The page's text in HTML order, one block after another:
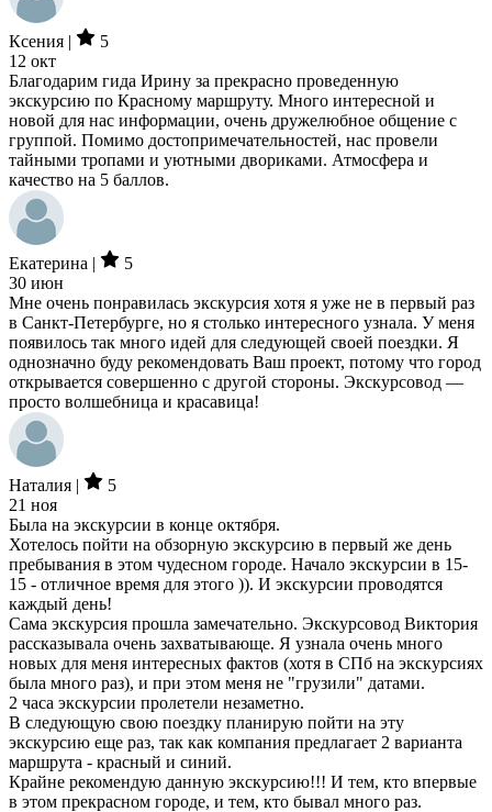
Ксения |
5
12 окт
Благодарим гида Ирину за прекрасно проведенную
экскурсию по Красному маршруту. Много интересной и
новой для нас информации, очень дружелюбное общение с
группой. Помимо достопримечательностей, нас провели
тайными тропами и уютными двориками. Атмосфера и
качество на 5 баллов.
Екатерина |
5
30 июн
Мне очень понравилась экскурсия хотя я уже не в первый раз
в Санкт-Петербурге, но я столько интересного узнала. У меня
появилось так много идей для следующей своей поездки. Я
однозначно буду рекомендовать Ваш проект, потому что город
открывается совершенно с другой стороны. Экскурсовод —
просто волшебница и красавица!
Наталия |
5
21 ноя
Была на экскурсии в конце октября.
Хотелось пойти на обзорную экскурсию в первый же день
пребывания в этом чудесном городе. Начало экскурсии в 15-
15 - отличное время для этого )). И экскурсии проводятся
каждый день!
Сама экскурсия прошла замечательно. Экскурсовод Виктория
рассказывала очень захватывающе. Я узнала очень много
новых для меня интересных фактов (хотя в СПб на экскурсиях
была много раз), и при этом меня не "грузили" датами.
2 часа экскурсии пролетели незаметно.
В следующую свою поездку планирую пойти на эту
экскурсию еще раз, так как компания предлагает 2 варианта
маршрута - красный и синий.
Крайне рекомендую данную экскурсию!!! И тем, кто впервые
в этом прекрасном городе, и тем, кто бывал много раз.